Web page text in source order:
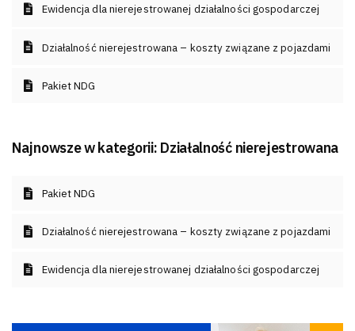
Ewidencja dla nierejestrowanej działalności gospodarczej
Działalność nierejestrowana – koszty związane z pojazdami
Pakiet NDG
Najnowsze w kategorii: Działalność nierejestrowana
Pakiet NDG
Działalność nierejestrowana – koszty związane z pojazdami
Ewidencja dla nierejestrowanej działalności gospodarczej